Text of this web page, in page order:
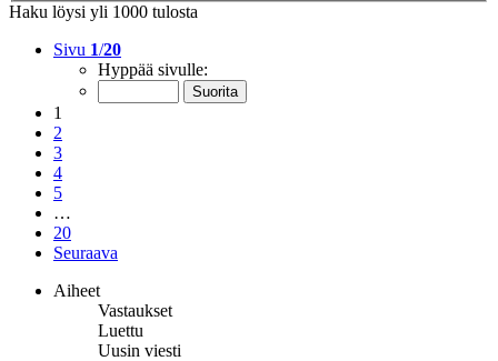
Haku löysi yli 1000 tulosta
Sivu 1/20
Hyppää sivulle:
1
2
3
4
5
…
20
Seuraava
Aiheet
Vastaukset
Luettu
Uusin viesti